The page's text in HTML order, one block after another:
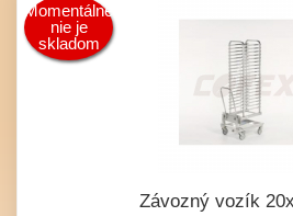
Momentálne
nie je
skladom
Závozný vozík